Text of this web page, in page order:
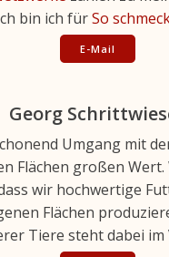
bin ich fürSo
E-Mail
Georg
Umgang mit
Flächen großen
wir hochwertige
Flächen
Tiere steht dabei